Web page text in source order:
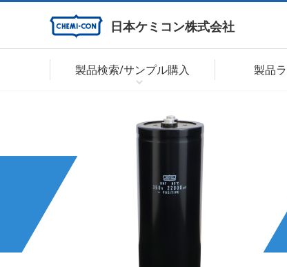
日本ケミコン株式会社
製品検索/サンプル購入 製品